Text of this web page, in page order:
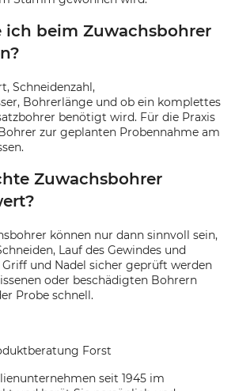
ich beim Zuwachsbohrer
Schneidenzahl,
Bohrerlänge und ob ein komplettes
benötigt wird. Für die Praxis
zur geplanten Probennahme am
Zuwachsbohrer
können nur dann sinnvoll sein,
Lauf des Gewindes und
und Nadel sicher geprüft werden
oder beschädigten Bohrern
Probe schnell.
Forst
seit 1945 im